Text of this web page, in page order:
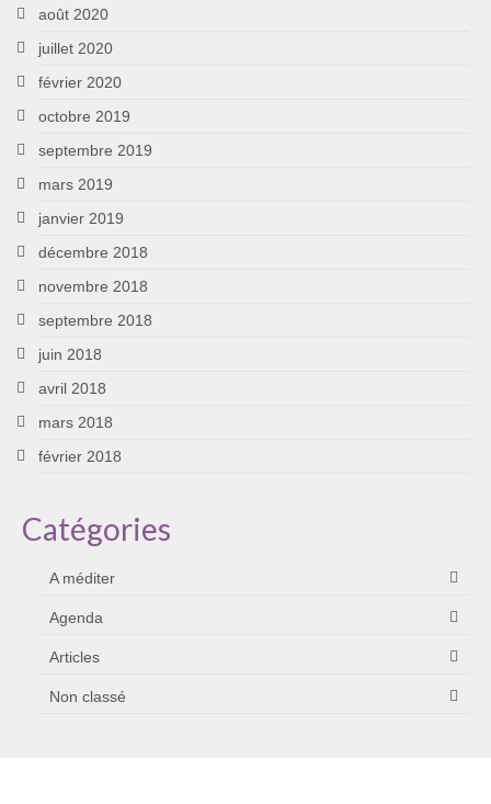
août 2020
juillet 2020
février 2020
octobre 2019
septembre 2019
mars 2019
janvier 2019
décembre 2018
novembre 2018
septembre 2018
juin 2018
avril 2018
mars 2018
février 2018
Catégories
A méditer
Agenda
Articles
Non classé